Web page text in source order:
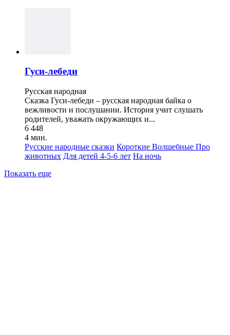
Гуси-лебеди
Русская народная
Сказка Гуси-лебеди – русская народная байка о
вежливости и послушании. История учит слушать
родителей, уважать окружающих и...
6 448
4 мин.
Русские народные сказки Короткие Волшебные Про
животных Для детей 4-5-6 лет На ночь
Показать еще